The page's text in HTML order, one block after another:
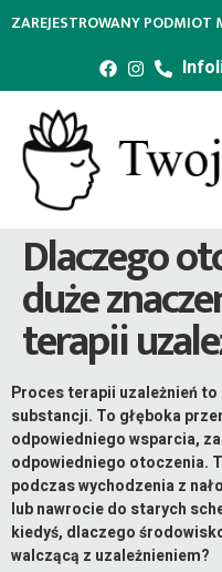
ZAREJESTROWANY PODMIOT
Dlaczego
duże
terapii
Proces terapii uzależnień
substancji. To głęboka
odpowiedniego wsparcia,
odpowiedniego otoczenia.
podczas wychodzenia z
lub nawrocie do starych
kiedyś, dlaczego
walczącą z uzależnieniem?